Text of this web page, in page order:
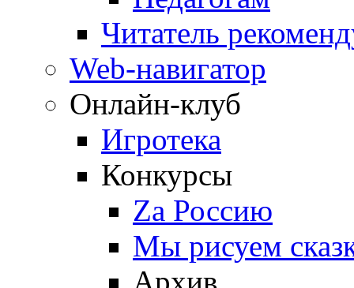
Читатель
Web-навигатор
Онлайн-клуб
Игротека
Конкурсы
Zа Россию
Мы рисуем